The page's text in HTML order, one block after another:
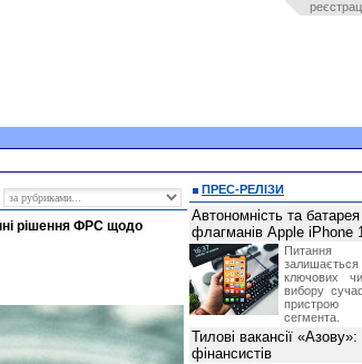
рішення ФРС щодо
ПРЕС-РЕЛІЗИ
Автономність та
флагманів Apple iPhone
Питання
ключових
вибору
пристрою
сегмента.
Тилові вакансії
фінансистів